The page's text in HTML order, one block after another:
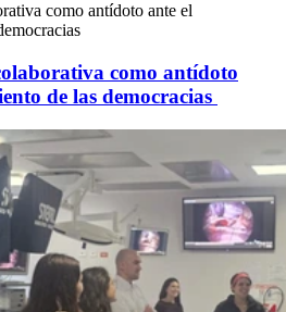
como antídoto ante el
como antídoto
de las democracias